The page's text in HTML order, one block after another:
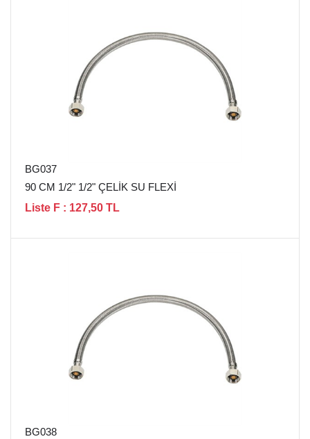
BG037
90 CM 1/2" 1/2" ÇELİK SU FLEXİ
Liste F : 127,50 TL
BG038